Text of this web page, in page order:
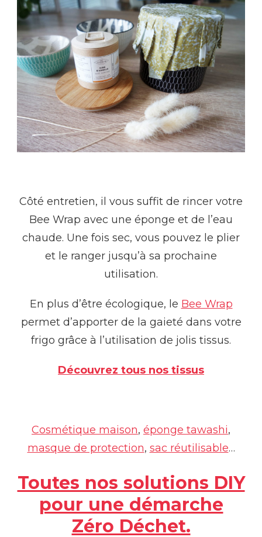
Côté entretien, il vous suffit de rincer votre
Bee Wrap avec une éponge et de l’eau
chaude. Une fois sec, vous pouvez le plier
et le ranger jusqu’à sa prochaine
utilisation.
En plus d’être écologique, le Bee Wrap
permet d’apporter de la gaieté dans votre
frigo grâce à l’utilisation de jolis tissus.
Découvrez tous nos tissus
Cosmétique maison, éponge tawashi,
masque de protection, sac réutilisable…
Toutes nos solutions DIY
pour une démarche
Zéro Déchet.